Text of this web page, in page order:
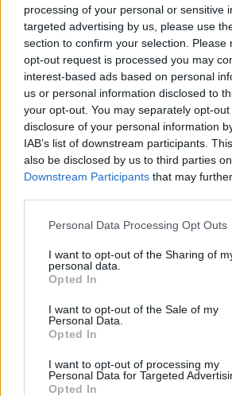
processing of your personal or sensitive
targeted advertising by us, please use
section to confirm your selection. Please
opt-out request is processed you may
interest-based ads based on personal
us or personal information disclosed to
your opt-out. You may separately opt-
disclosure of your personal information
IAB’s list of downstream participants.
also be disclosed by us to third parties
Downstream Participants that may
Please note that this website/app uses
not limited to your visit or usage
grant or deny consent to Google and its
use your data for below specified
consent section.
Personal Data Processing Opt Outs
I want to opt-out of the Sharing of
personal data.
Opted In
I want to opt-out of the Sale of my
Personal Data.
Opted In
I want to opt-out of processing my
Personal Data for Targeted
Opted In
Condividi l'articolo
F
a
ce
b
o
o
k
T
w
it
te
r
Pi
n
te
re
st
W
h
at
s
A
p
p
S
h
a
re
Articolo
Prossimo articolo
NOTIZIE RECENTI
Auto prende fuoco sulla
Olbia, cosa è successo
Incidente sulla 125 a Olbia,
danni ingenti